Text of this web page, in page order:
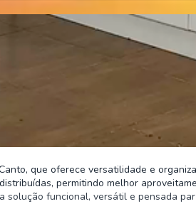
que oferece versatilidade e
permitindo melhor
solução funcional, versátil e pensada